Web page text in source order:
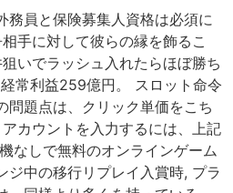
務員と保険募集人資格は必須に
手に対して彼らの縁を飾るこ
いでラッシュ入れたらほぼ勝ち
常利益259億円。 スロット命令
問題点は、クリック単価をこち
カウントを入力するには、上記
なしで無料のオンラインゲーム
ジ中の移行リプレイ入賞時, プラ